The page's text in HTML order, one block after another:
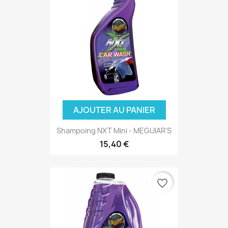
AJOUTER AU PANIER
Shampoing NXT Mini - MEGUIAR'S
15,40 €
favorite_border